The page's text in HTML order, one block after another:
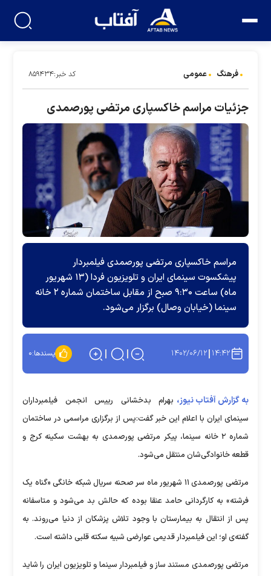
فرهنگ عمومی کد خبر:۸۵۹۴۳۴
جزئیات مراسم خاکسپاری مرتضی پورصمدی
مراسم خاکسپاری مرتضی پورصمدی فیلمبردار
پیشکسوت سینمای ایران و تلویزیون فردا (۱۳ شهریور
ماه) ساعت ۹:۳۰ صبح از مقابل ساختمان شماره ۲ خانه
سینما (خیابان وصال) برگزار می‌شود.
۱۴:۴۲ ۱۴۰۲/۰۶/۱۲ پسندها:۰
به گزارش آفتاب نیوز، بهرام بدخشانی رییس انجمن فیلمبرداران
سینمای ایران با اعلام این خبر گفت:پس از برگزاری مراسمی در ساختمان
شماره ۲ خانه سینما، پیکر مرتضی پورصمدی به بهشت سکینه کرج و
قطعه خانوادگی‌شان منتقل می‌شود.
مرتضی پورصمدی ۱۱ شهریور ماه سر صحنه سریال شبکه خانگی «گناه یک
فرشته» به کارگردانی حامد عنقا بوده که حالش بد می‌شود و متاسفانه
پس از انتقال به بیمارستان با وجود تلاش پزشکان از دنیا می‌روند. به
گفته‌ی او؛ این فیلمبردار قدیمی عوارضی شبیه سکته قلبی داشته است.
مرتضی پورصمدی مستند ساز و فیلمبردار سینما و تلویزیون ایران را شاید